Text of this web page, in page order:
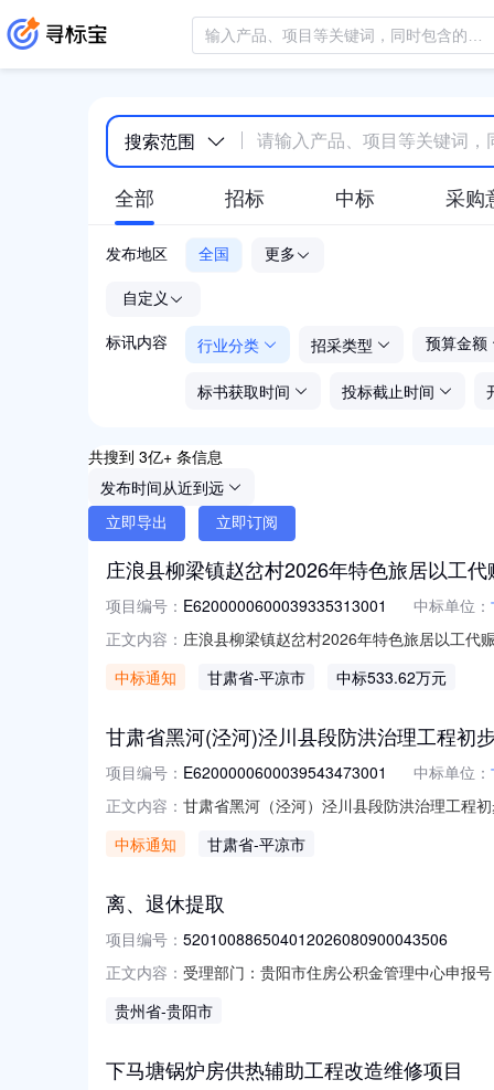
搜索范围
全部 招标 中标 采购
发布地区 全国 更多
自定义
标讯内容 行业分类 招采类型 预算金额
标书获取时间 投标截止时间
共搜到 3亿+ 条信息
发布时间从近到远
立即导出 立即订阅
庄浪县柳梁镇赵岔村2026年特色旅居以工
项目编号： E6200000600039335313001 中标单位：
正文内容： 庄浪县柳梁镇赵岔村2026年特色旅居以工代
中标通知 甘肃省-平凉市 中标533.62万元
甘肃省黑河(泾河)泾川县段防洪治理工程初
项目编号： E6200000600039543473001 中标单位：
正文内容： 甘肃省黑河（泾河）泾川县段防洪治理工程
中标通知 甘肃省-平凉市
离、退休提取
项目编号： 520100886504012026080900043506
正文内容： 受理部门：贵阳市住房公积金管理中心申报
520100886504012026080900043506事项
贵州省-贵阳市
下马塘锅炉房供热辅助工程改造维修项目